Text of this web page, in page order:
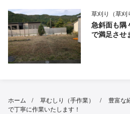
草刈り（草刈
急斜面も隅
で満足させ
ホーム 草むしり（手作業）
豊富な
で丁寧に作業いたします！